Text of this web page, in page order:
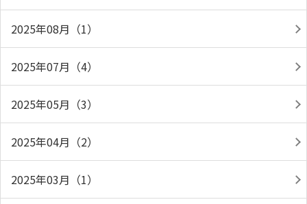
2025年08月（1）
2025年07月（4）
2025年05月（3）
2025年04月（2）
2025年03月（1）